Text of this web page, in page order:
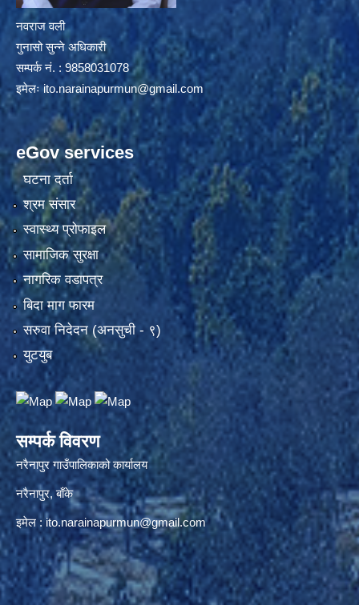
नवराज वली
गुनासो सुन्ने अधिकारी
सम्पर्क नं. : 9858031078
इमेलःito.narainapurmun@gmail.com
eGov services
घटना दर्ता
श्रम संसार
स्वास्थ्य प्रोफाइल
सामाजिक सुरक्षा
नागरिक वडापत्र
बिदा माग फारम
सरुवा निदेदन (अनसुची - ९)
युटयुब
सम्पर्क विवरण
नरैनापुर गाउँपालिकाको कार्यालय
नरैनापुर, बाँके
इमेल :ito.narainapurmun@gmail.com